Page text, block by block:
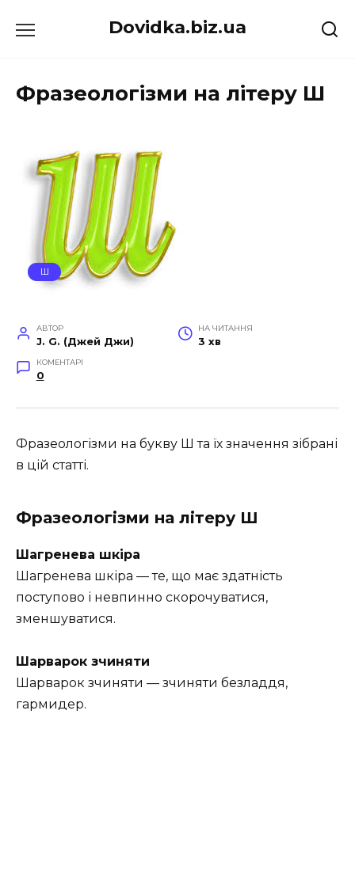
до
Dovidka.biz.ua
Фразеологізми на літеру Ш
Ш
АВТОР
J. G. (Джей Джи)
НА ЧИТАННЯ
3 хв
КОМЕНТАРІ
0
Фразеологізми на букву Ш та їх значення зібрані
в цій статті.
Фразеологізми на літеру Ш
Шагренева шкіра
Шагренева шкіра — те, що має здатність
поступово і невпинно скорочуватися,
зменшуватися.
Шарварок зчиняти
Шарварок зчиняти — зчиняти безладдя,
гармидер.